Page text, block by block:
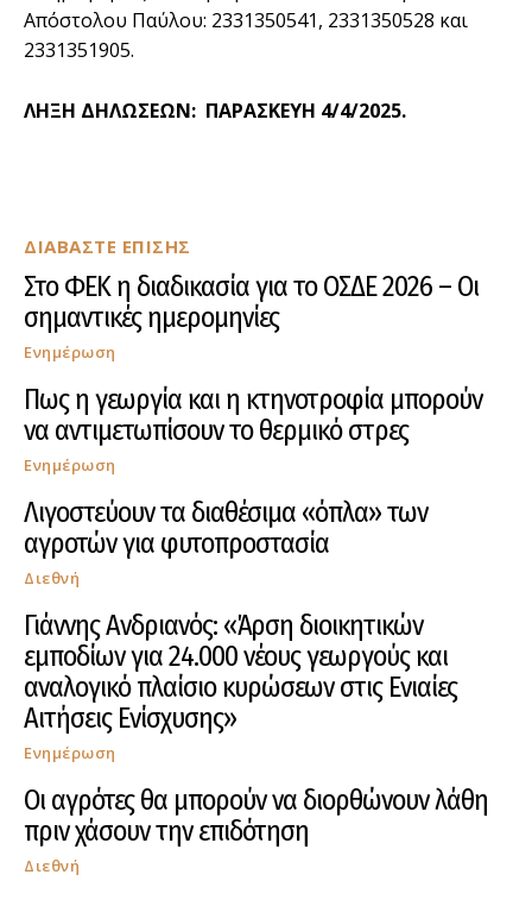
ΔΙΑΒΑΣΤΕ ΕΠΙΣΗΣ
Στο ΦΕΚ η διαδικασία για το ΟΣΔΕ 2026 – Οι
σημαντικές ημερομηνίες
Ενημέρωση
Πως η γεωργία και η κτηνοτροφία μπορούν
να αντιμετωπίσουν το θερμικό στρες
Ενημέρωση
Λιγοστεύουν τα διαθέσιμα «όπλα» των
αγροτών για φυτοπροστασία
Διεθνή
Γιάννης Ανδριανός: «Άρση διοικητικών
εμποδίων για 24.000 νέους γεωργούς και
αναλογικό πλαίσιο κυρώσεων στις Ενιαίες
Αιτήσεις Ενίσχυσης»
Ενημέρωση
Οι αγρότες θα μπορούν να διορθώνουν λάθη
πριν χάσουν την επιδότηση
Διεθνή
Απόστολου Παύλου: 2331350541, 2331350528 και
2331351905.
ΛΗΞΗ ΔΗΛΩΣΕΩΝ: ΠΑΡΑΣΚΕΥΗ 4/4/2025.